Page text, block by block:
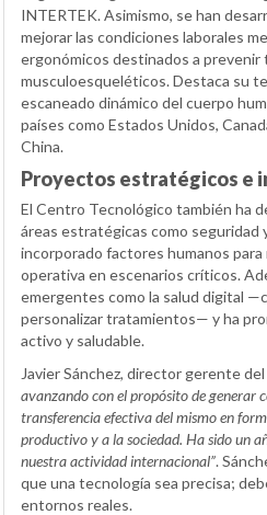
INTERTEK. Asimismo, se han
mejorar las condiciones laborales
ergonómicos destinados a
musculoesqueléticos. Destaca su
escaneado dinámico del cuerpo
países como Estados Unidos,
China.
Proyectos estratégicos e
El Centro Tecnológico también ha
áreas estratégicas como seguridad
incorporado factores humanos para
operativa en escenarios críticos.
emergentes como la salud digital
personalizar tratamientos— y ha
activo y saludable.
Javier Sánchez, director gerente del
avanzando con el propósito de generar
transferencia efectiva del mismo en
productivo y a la sociedad. Ha sido un
nuestra actividad internacional”.
que una tecnología sea precisa;
entornos reales.